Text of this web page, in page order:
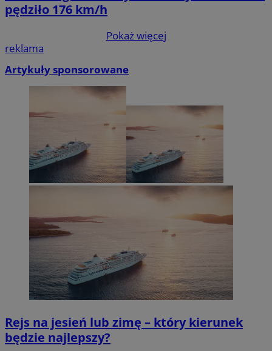
pędziło 176 km/h
Pokaż więcej
reklama
Artykuły sponsorowane
Rejs na jesień lub zimę – który kierunek
będzie najlepszy?